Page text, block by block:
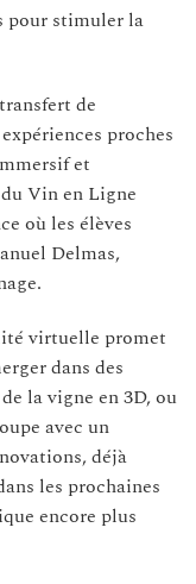
pour stimuler la
de
proches
et
Vin en Ligne
où les élèves
Delmas,
virtuelle promet
dans des
la vigne en 3D, ou
avec un
déjà
les prochaines
encore plus